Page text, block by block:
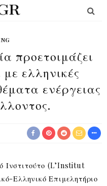
προετοιμάζει
ελληνικές
ενέργειας
Ινστιτούτο (L’Institut
Ελληνικό Επιμελητήριο